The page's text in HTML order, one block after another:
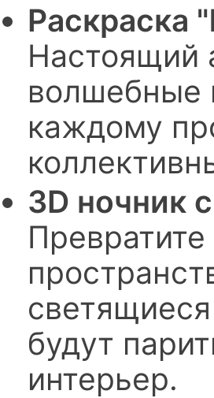
Раскраска
Настоящий
волшебные
каждому
3D ночник
будут
интерьер.